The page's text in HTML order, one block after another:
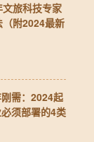
文旅科技专家
附2024最新
需：2024起
须部署的4类